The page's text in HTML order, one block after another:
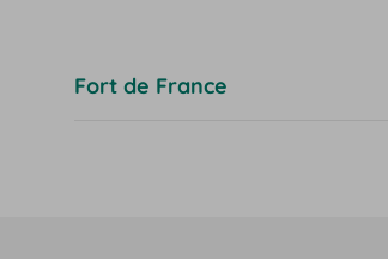
Fort de France